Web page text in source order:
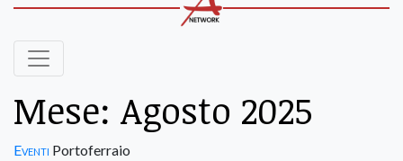
Mese: Agosto 2025
Eventi Portoferraio